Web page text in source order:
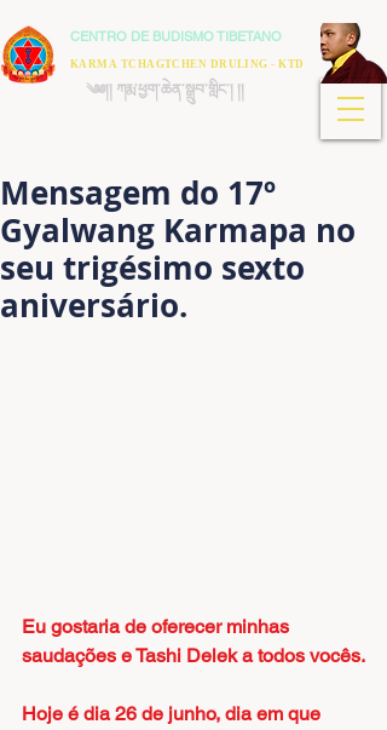
CENTRO DE BUDISMO TIBETANO
༄༅།། ཀརྨ་ཕྱག་ཆེན་སྒྲུབ་གླིང་། །།
KARMA TCHAGTCHEN DRULING - KTD
Mensagem do 17º
Gyalwang Karmapa no
seu trigésimo sexto
aniversário.
Eu gostaria de oferecer minhas
saudações e Tashi Delek a todos vocês.
Hoje é dia 26 de junho, dia em que